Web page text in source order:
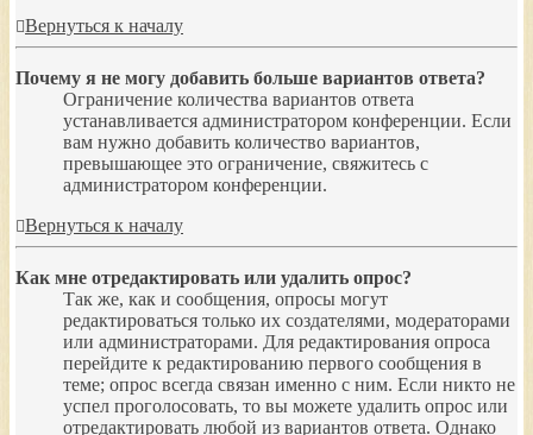
Вернуться к началу
Почему я не могу добавить больше вариантов ответа?
Ограничение количества вариантов ответа
устанавливается администратором конференции. Если
вам нужно добавить количество вариантов,
превышающее это ограничение, свяжитесь с
администратором конференции.
Вернуться к началу
Как мне отредактировать или удалить опрос?
Так же, как и сообщения, опросы могут
редактироваться только их создателями, модераторами
или администраторами. Для редактирования опроса
перейдите к редактированию первого сообщения в
теме; опрос всегда связан именно с ним. Если никто не
успел проголосовать, то вы можете удалить опрос или
отредактировать любой из вариантов ответа. Однако